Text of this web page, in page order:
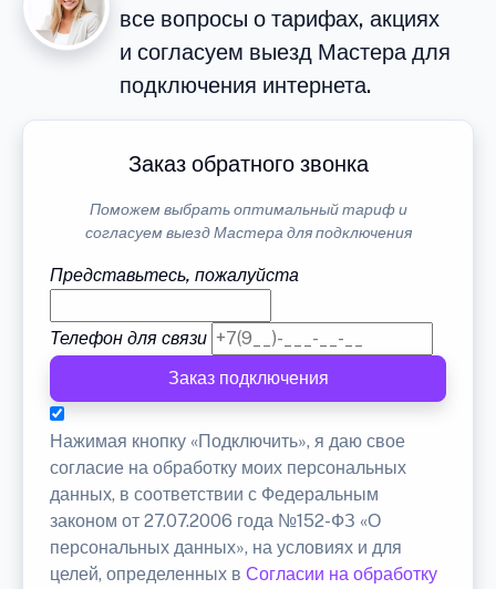
все вопросы о тарифах, акциях
и согласуем выезд Мастера для
подключения интернета.
Заказ обратного звонка
Поможем выбрать оптимальный тариф и
согласуем выезд Мастера для подключения
Представьтесь, пожалуйста
Телефон для связи
Заказ подключения
Нажимая кнопку «Подключить», я даю свое
согласие на обработку моих персональных
данных, в соответствии с Федеральным
законом от 27.07.2006 года №152-ФЗ «О
персональных данных», на условиях и для
целей, определенных в Согласии на обработку